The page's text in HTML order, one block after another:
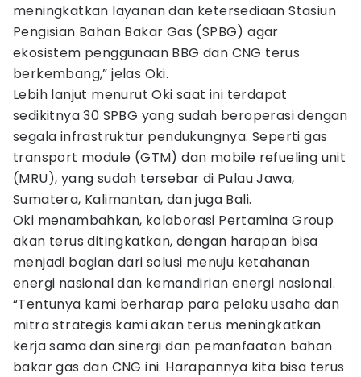
meningkatkan layanan dan ketersediaan Stasiun
Pengisian Bahan Bakar Gas (SPBG) agar
ekosistem penggunaan BBG dan CNG terus
berkembang,” jelas Oki.
Lebih lanjut menurut Oki saat ini terdapat
sedikitnya 30 SPBG yang sudah beroperasi dengan
segala infrastruktur pendukungnya. Seperti gas
transport module (GTM) dan mobile refueling unit
(MRU), yang sudah tersebar di Pulau Jawa,
Sumatera, Kalimantan, dan juga Bali.
Oki menambahkan, kolaborasi Pertamina Group
akan terus ditingkatkan, dengan harapan bisa
menjadi bagian dari solusi menuju ketahanan
energi nasional dan kemandirian energi nasional.
“Tentunya kami berharap para pelaku usaha dan
mitra strategis kami akan terus meningkatkan
kerja sama dan sinergi dan pemanfaatan bahan
bakar gas dan CNG ini. Harapannya kita bisa terus